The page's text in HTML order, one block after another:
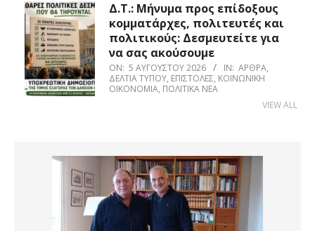
Δ.Τ.: Μήνυμα προς επίδοξους
κομματάρχες, πολιτευτές και
πολιτικούς: Δεσμευτείτε για
να σας ακούσουμε
ON: 5 ΑΥΓΟΎΣΤΟΥ 2026 IN: ΆΡΘΡΑ,
ΔΕΛΤΊΑ ΤΎΠΟΥ, ΕΠΙΣΤΟΛΈΣ, ΚΟΙΝΩΝΙΚΉ
ΟΙΚΟΝΟΜΊΑ, ΠΟΛΙΤΙΚΆ ΝΈΑ
VIEW ALL